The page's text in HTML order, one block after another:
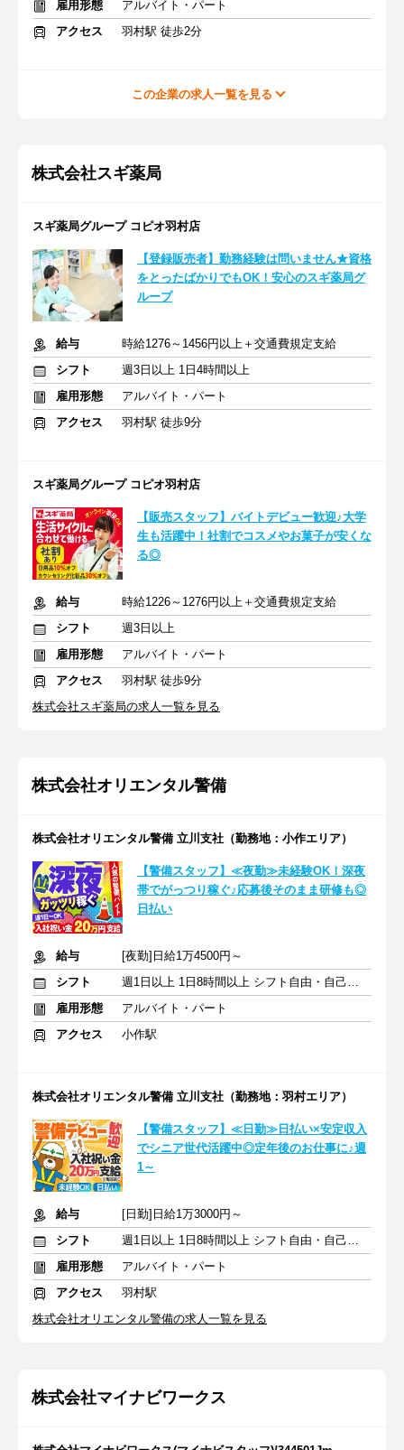
雇用形態
アルバイト・パート
アクセス
羽村駅 徒歩2分
この企業の求人一覧を見る
株式会社スギ薬局
スギ薬局グループ コピオ羽村店
【登録販売者】勤務経験は問いません★資格
をとったばかりでもOK！安心のスギ薬局グ
ループ
給与
時給1276～1456円以上＋交通費規定支給
シフト
週3日以上 1日4時間以上
雇用形態
アルバイト・パート
アクセス
羽村駅 徒歩9分
スギ薬局グループ コピオ羽村店
【販売スタッフ】バイトデビュー歓迎♪大学
生も活躍中！社割でコスメやお菓子が安くな
る◎
給与
時給1226～1276円以上＋交通費規定支給
シフト
週3日以上
雇用形態
アルバイト・パート
アクセス
羽村駅 徒歩9分
株式会社スギ薬局の求人一覧を見る
株式会社オリエンタル警備
株式会社オリエンタル警備 立川支社（勤務地：小作エリア）
【警備スタッフ】≪夜勤≫未経験OK！深夜
帯でがっつり稼ぐ♪応募後そのまま研修も◎
日払い
給与
[夜勤]日給1万4500円～
シフト
週1日以上 1日8時間以上 シフト自由・自己申告
雇用形態
アルバイト・パート
アクセス
小作駅
株式会社オリエンタル警備 立川支社（勤務地：羽村エリア）
【警備スタッフ】≪日勤≫日払い×安定収入
でシニア世代活躍中◎定年後のお仕事に♪週
1～
給与
[日勤]日給1万3000円～
シフト
週1日以上 1日8時間以上 シフト自由・自己申告
雇用形態
アルバイト・パート
アクセス
羽村駅
株式会社オリエンタル警備の求人一覧を見る
株式会社マイナビワークス